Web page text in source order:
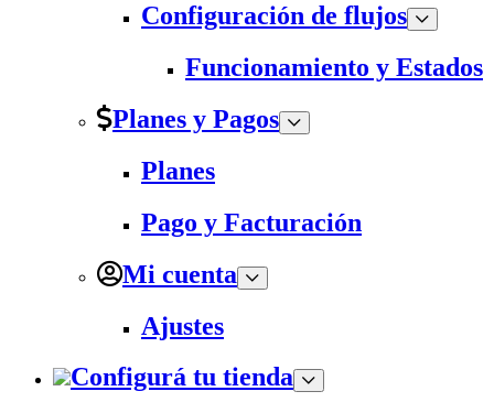
Configuración de flujos
Funcionamiento y Estados
Planes y Pagos
Planes
Pago y Facturación
Mi cuenta
Ajustes
Configurá tu tienda